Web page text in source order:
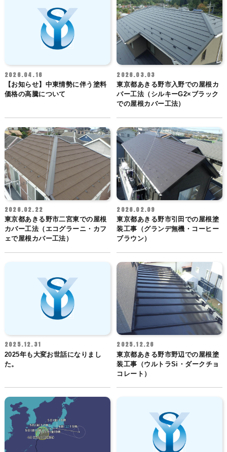
2026.04.16
【お知らせ】中東情勢に伴う塗料
価格の高騰について
2026.03.03
東京都あきる野市入野での屋根カ
バー工法（シルキーG2×ブラック
での屋根カバー工法）
2026.02.22
東京都あきる野市二宮東での屋根
カバー工法（エコグラーニ・カフ
ェで屋根カバー工法）
2026.02.09
東京都あきる野市引田での屋根塗
装工事（グランデ無機・コーヒー
ブラウン）
2025.12.31
2025年も大変お世話になりまし
た。
2025.12.26
東京都あきる野市野辺での屋根塗
装工事（ウルトラSi・ダークチョ
コレート）